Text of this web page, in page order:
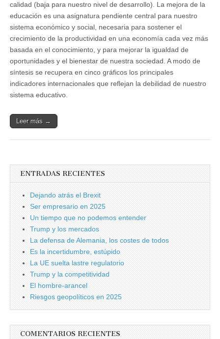
calidad (baja para nuestro nivel de desarrollo). La mejora de la
educación es una asignatura pendiente central para nuestro
sistema económico y social, necesaria para sostener el
crecimiento de la productividad en una economía cada vez más
basada en el conocimiento, y para mejorar la igualdad de
oportunidades y el bienestar de nuestra sociedad. A modo de
síntesis se recupera en cinco gráficos los principales
indicadores internacionales que reflejan la debilidad de nuestro
sistema educativo.
Leer más →
ENTRADAS RECIENTES
Dejando atrás el Brexit
Ser empresario en 2025
Un tiempo que no podemos entender
Trump y los mercados
La defensa de Alemania, los costes de todos
Es la incertidumbre, estúpido
La UE suelta lastre regulatorio
Trump y la competitividad
El hombre-arancel
Riesgos geopolíticos en 2025
COMENTARIOS RECIENTES